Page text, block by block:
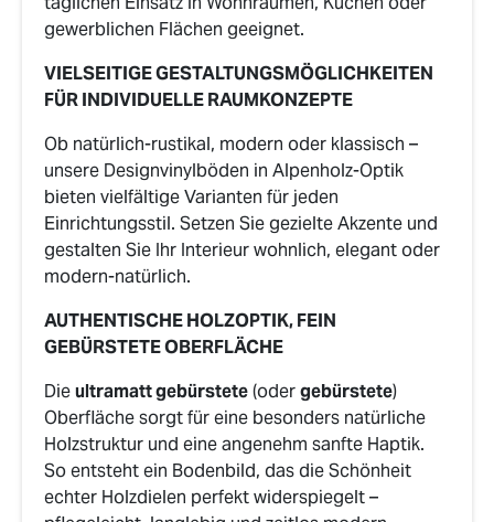
gewerblichen Flächen geeignet.
VIELSEITIGE GESTALTUNGSMÖGLICHKEITEN
FÜR INDIVIDUELLE RAUMKONZEPTE
Ob natürlich-rustikal, modern oder klassisch –
unsere Designvinylböden in Alpenholz-Optik
bieten vielfältige Varianten für jeden
Einrichtungsstil. Setzen Sie gezielte Akzente und
gestalten Sie Ihr Interieur wohnlich, elegant oder
modern-natürlich.
AUTHENTISCHE HOLZOPTIK, FEIN
GEBÜRSTETE OBERFLÄCHE
Dieultramatt gebürstete(odergebürstete)
Oberfläche sorgt für eine besonders natürliche
Holzstruktur und eine angenehm sanfte Haptik.
So entsteht ein Bodenbild, das die Schönheit
echter Holzdielen perfekt widerspiegelt –